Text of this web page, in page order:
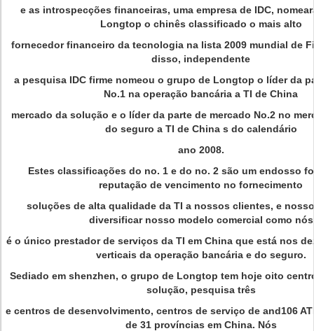
e as introspecções financeiras, uma empresa de IDC,
Longtop o chinês classificado o mais alto
fornecedor financeiro da tecnologia na lista 2009 mundial de
disso, independente
a pesquisa IDC firme nomeou o grupo de Longtop o líder da
No.1 na operação bancária a TI de China
mercado da solução e o líder da parte de mercado No.2 no
do seguro a TI de China s do calendário
ano 2008.
Estes classificações do no. 1 e do no. 2 são um endosso
reputação de vencimento no fornecimento
soluções de alta qualidade da TI a nossos clientes, e
diversificar nosso modelo comercial como nós
é o único prestador de serviços da TI em China que está nos
verticais da operação bancária e do seguro.
Sediado em shenzhen, o grupo de Longtop tem hoje oito
solução, pesquisa três
e centros de desenvolvimento, centros de serviço de and106
de 31 províncias em China. Nós